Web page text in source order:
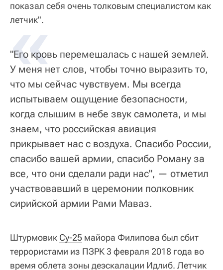
показал себя очень толковым специалистом как
летчик".
«
"Его кровь перемешалась с нашей землей.
У меня нет слов, чтобы точно выразить то,
что мы сейчас чувствуем. Мы всегда
испытываем ощущение безопасности,
когда слышим в небе звук самолета, и мы
знаем, что российская авиация
прикрывает нас с воздуха. Спасибо России,
спасибо вашей армии, спасибо Роману за
все, что они сделали ради нас", — отметил
участвовавший в церемонии полковник
сирийской армии Рами Маваз.
Штурмовик Су-25 майора Филипова был сбит
террористами из ПЗРК 3 февраля 2018 года во
время облета зоны деэскалации Идлиб. Летчик